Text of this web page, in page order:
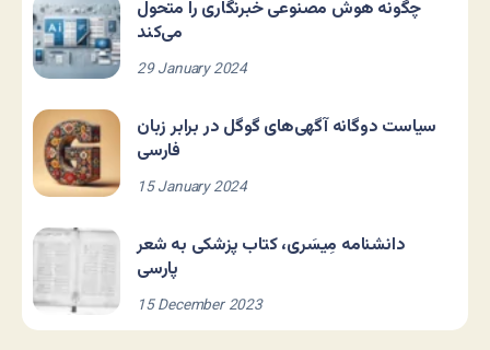
چگونه هوش مصنوعی خبرنگاری را متحول
می‌کند
29 January 2024
سیاست دوگانه آگهی‌های گوگل در برابر زبان
فارسی
15 January 2024
دانشنامه مِیسَری، کتاب پزشکی به شعر
پارسی
15 December 2023